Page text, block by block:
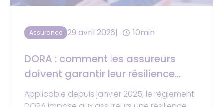
Assurance 29 avril 2026 10min
DORA : comment les assureurs
doivent garantir leur résilience
opérationnelle numérique
Applicable depuis janvier 2025, le règlement